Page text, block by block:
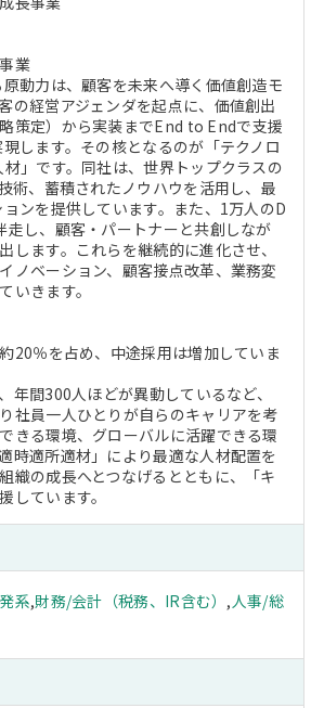
業
動力は、顧客を未来へ導く価値創造モ
の経営アジェンダを起点に、価値創出
策定）から実装までEnd to Endで支援
します。その核となるのが「テクノロ
」です。同社は、世界トップクラスの
術、蓄積されたノウハウを活用し、最
ンを提供しています。また、1万人のD
走し、顧客・パートナーと共創しなが
します。これらを継続的に進化させ、
ノベーション、顧客接点改革、業務変
いきます。
20％を占め、中途採用は増加していま
年間300人ほどが異動しているなど、
社員一人ひとりが自らのキャリアを考
きる環境、グローバルに活躍できる環
時適所適材」により最適な人材配置を
織の成長へとつなげるとともに、「キ
しています。
系,財務/会計（税務、IR含む） ,人事/総